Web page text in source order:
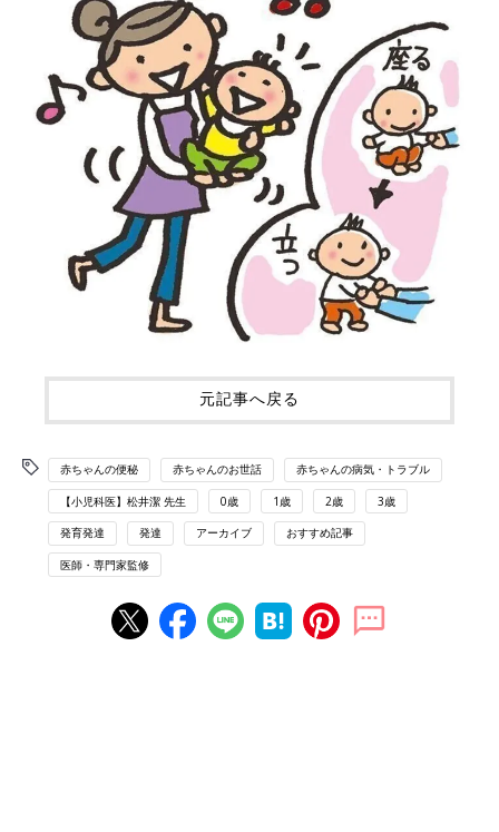
元記事へ戻る
赤ちゃんの便秘 赤ちゃんのお世話 赤ちゃんの病気・トラブル
【小児科医】松井潔 先生 0歳 1歳 2歳 3歳
発育発達 発達 アーカイブ おすすめ記事
医師・専門家監修